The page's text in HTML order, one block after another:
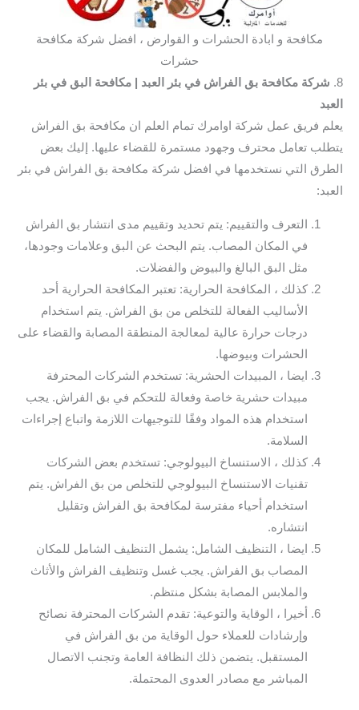
مكافحة و ابادة الحشرات و القوارض ، افضل شركة مكافحة
حشرات
8. شركة مكافحة بق الفراش في بئر العبد
| مكافحة البق في بئر
العبد
يعلم فريق عمل شركة اوامرك تمام العلم ان مكافحة بق الفراش
يتطلب تعامل محترف وجهود مستمرة للقضاء عليها. إليك بعض
الطرق التي نستخدمها في افضل شركة مكافحة بق الفراش في بئر
العبد:
التعرف والتقييم: يتم تحديد وتقييم مدى انتشار بق الفراش
في المكان المصاب. يتم البحث عن البق وعلامات وجودها،
مثل البق البالغ والبيوض والفضلات.
كذلك ، المكافحة الحرارية: تعتبر المكافحة الحرارية أحد
الأساليب الفعالة للتخلص من بق الفراش. يتم استخدام
درجات حرارة عالية لمعالجة المنطقة المصابة والقضاء على
الحشرات وبيوضها.
ايضا ، المبيدات الحشرية: تستخدم الشركات المحترفة
مبيدات حشرية خاصة وفعالة للتحكم في بق الفراش. يجب
استخدام هذه المواد وفقًا للتوجيهات اللازمة واتباع إجراءات
السلامة.
كذلك ، الاستنساخ البيولوجي: تستخدم بعض الشركات
تقنيات الاستنساخ البيولوجي للتخلص من بق الفراش. يتم
استخدام أحياء مفترسة لمكافحة بق الفراش وتقليل
انتشاره.
ايضا ، التنظيف الشامل: يشمل التنظيف الشامل للمكان
المصاب بق الفراش. يجب غسل وتنظيف الفراش والأثاث
والملابس المصابة بشكل منتظم.
أخيرا ، الوقاية والتوعية: تقدم الشركات المحترفة نصائح
وإرشادات للعملاء حول الوقاية من بق الفراش في
المستقبل. يتضمن ذلك النظافة العامة وتجنب الاتصال
المباشر مع مصادر العدوى المحتملة.